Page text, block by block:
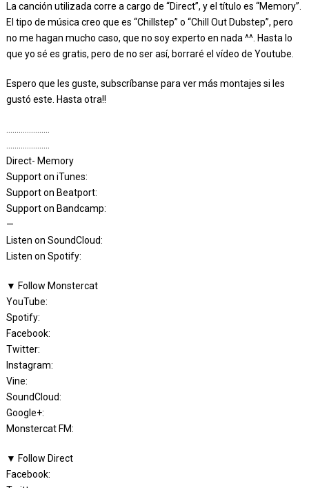
La canción utilizada corre a cargo de “Direct”, y el título es “Memory”.
El tipo de música creo que es “Chillstep” o “Chill Out Dubstep”, pero
no me hagan mucho caso, que no soy experto en nada ^^. Hasta lo
que yo sé es gratis, pero de no ser así, borraré el vídeo de Youtube.
Espero que les guste, subscríbanse para ver más montajes si les
gustó este. Hasta otra!!
Direct- Memory
Support on iTunes:
Support on Beatport:
Support on Bandcamp:
—
Listen on SoundCloud:
Listen on Spotify:
▼ Follow Monstercat
YouTube:
Spotify:
Facebook:
Twitter:
Instagram:
Vine:
SoundCloud:
Google+:
Monstercat FM:
▼ Follow Direct
Facebook: